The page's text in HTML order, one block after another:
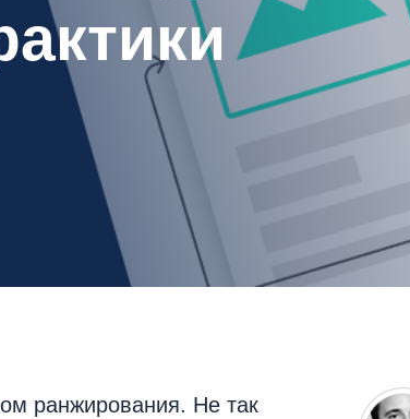
ранжирования. Не так